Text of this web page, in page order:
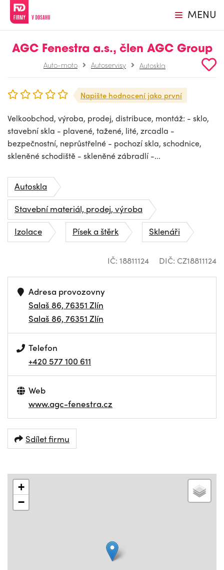
MENU
AGC Fenestra a.s., člen AGC Group
Auto-moto Autoservisy Autoskla
Napište hodnocení jako první
Velkoobchod, výroba, prodej, distribuce, montáž: - sklo,
stavební skla - plavené, tažené, lité, zrcadla -
bezpečnostní, neprůstřelné - pochozí skla, schodnice,
skleněné schodiště - skleněné zábradlí -...
Autoskla
Stavební materiál, prodej, výroba
Izolace
Písek a štěrk Sklenáři
IČ: 18811124 DIČ: CZ18811124
Adresa provozovny
Salaš 86, 76351 Zlín
Salaš 86, 76351 Zlín
Telefon
+420 577 100 611
Web
www.agc-fenestra.cz
Sdílet firmu
+
−